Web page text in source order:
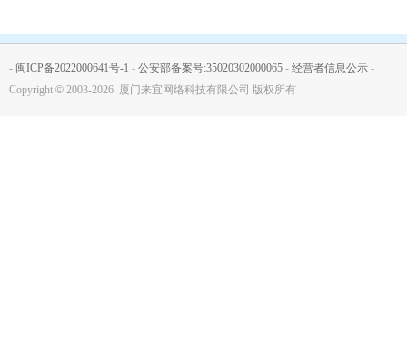
- 闽ICP备2022000641号-1 - 公安部备案号:35020302000065 - 经营者信息公示 -
Copyright © 2003-2026 厦门来宜网络科技有限公司 版权所有